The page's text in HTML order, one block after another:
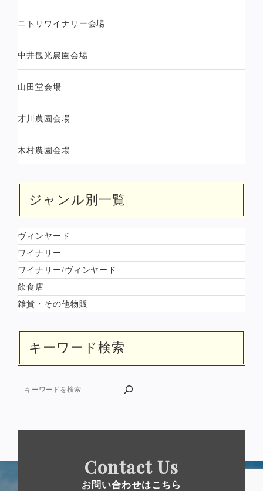
ニトリワイナリー会場
中井観光農園会場
山田堂会場
才川農園会場
木村農園会場
ジャンル別一覧
ヴィンヤード
ワイナリー
ワイナリー/ヴィンヤード
飲食店
雑貨・その他物販
キーワード検索
Contact Us
お問い合わせはこちら